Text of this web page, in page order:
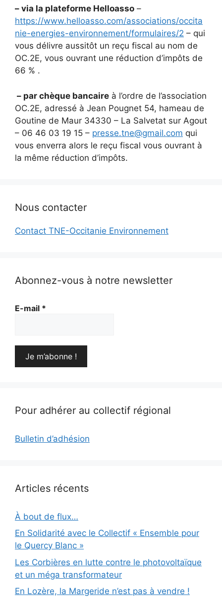
– via la plateforme Helloasso –
https://www.helloasso.com/associations/occita
nie-energies-environnement/formulaires/2 – qui
vous délivre aussitôt un reçu fiscal au nom de
OC.2E, vous ouvrant une réduction d’impôts de
66 % .
– par chèque bancaire à l’ordre de l’association
OC.2E, adressé à Jean Pougnet 54, hameau de
Goutine de Maur 34330 – La Salvetat sur Agout
– 06 46 03 19 15 – presse.tne@gmail.com qui
vous enverra alors le reçu fiscal vous ouvrant à
la même réduction d’impôts.
Nous contacter
Contact TNE-Occitanie Environnement
Abonnez-vous à notre newsletter
E-mail *
Pour adhérer au collectif régional
Bulletin d’adhésion
Articles récents
À bout de flux…
En Solidarité avec le Collectif « Ensemble pour
le Quercy Blanc »
Les Corbières en lutte contre le photovoltaïque
et un méga transformateur
En Lozère, la Margeride n’est pas à vendre !